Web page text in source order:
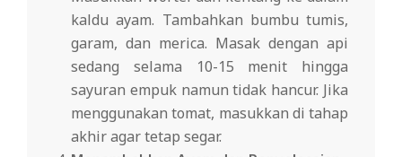
kaldu ayam. Tambahkan bumbu tumis,
garam, dan merica. Masak dengan api
sedang selama 10-15 menit hingga
sayuran empuk namun tidak hancur. Jika
menggunakan tomat, masukkan di tahap
akhir agar tetap segar.